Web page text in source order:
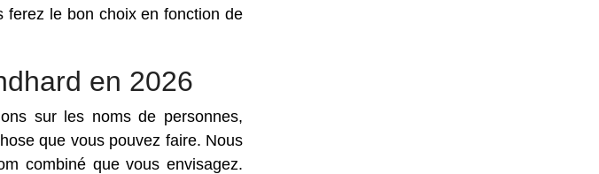
ferez le bon choix en fonction de
en 2026
sur les noms de personnes,
que vous pouvez faire. Nous
combiné que vous envisagez.